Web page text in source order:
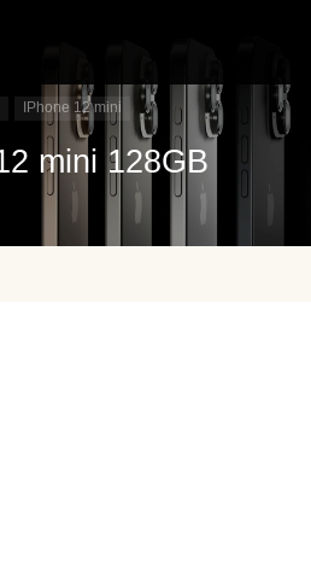
IPhone 12 mini
mini 128GB